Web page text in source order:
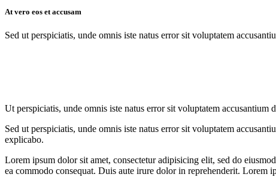
At vero eos et accusam
Sed ut perspiciatis, unde omnis iste natus error sit voluptatem
Ut perspiciatis, unde omnis iste natus error sit voluptatem
Sed ut perspiciatis, unde omnis iste natus error sit voluptatem
explicabo.
Lorem ipsum dolor sit amet, consectetur adipisicing elit, sed do
ea commodo consequat. Duis aute irure dolor in reprehenderit. Lorem